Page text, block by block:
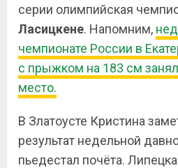
серии олимпийская
Ласицкене. Напомним,
чемпионате России в
с прыжком на 183 см
место.
В Златоусте Кристина
результат недельной
пьедестал почёта.